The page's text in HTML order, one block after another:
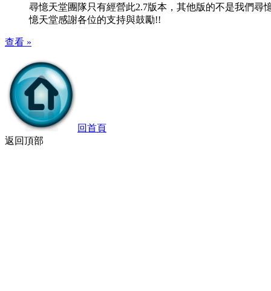
尋憶天堂團隊只有經營此2.7版本，其他版的不是我們尋
憶天堂感謝各位的支持與鼓勵!!
查看 »
回首頁
返回頂部